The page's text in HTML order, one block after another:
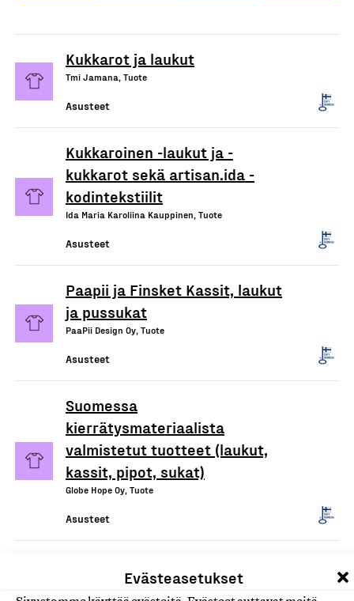
Evästeasetukset
Kukkarot ja laukut
Tmi Jamana, Tuote
Asusteet
Kukkaroinen -laukut ja -
kukkarot sekä artisan.ida -
kodintekstiilit
Ida Maria Karoliina Kauppinen, Tuote
Asusteet
Paapii ja Finsket Kassit, laukut
ja pussukat
PaaPii Design Oy, Tuote
Asusteet
Suomessa
kierrätysmateriaalista
valmistetut tuotteet (laukut,
kassit, pipot, sukat)
Globe Hope Oy, Tuote
Asusteet
ja koristeet